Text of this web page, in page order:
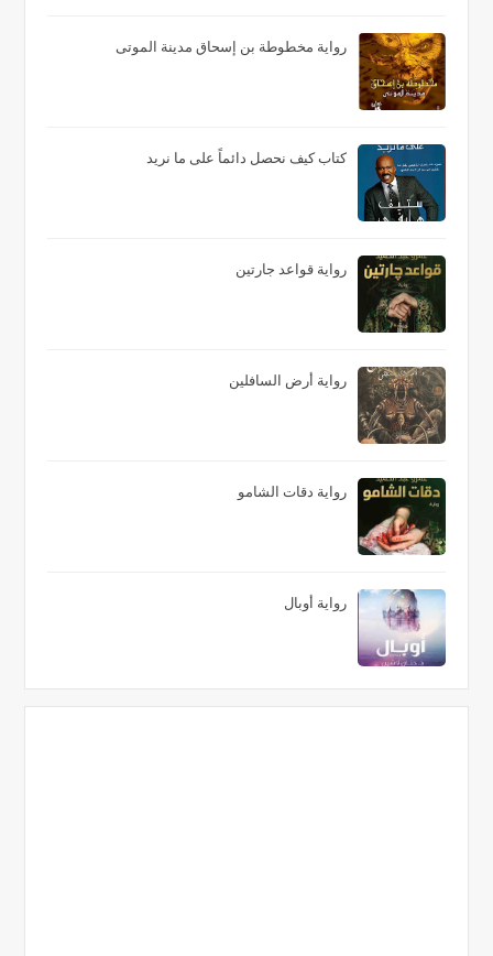
رواية مخطوطة بن إسحاق مدينة الموتى
كتاب كيف نحصل دائماً على ما نريد
رواية قواعد جارتين
رواية أرض السافلين
رواية دقات الشامو
رواية أوبال